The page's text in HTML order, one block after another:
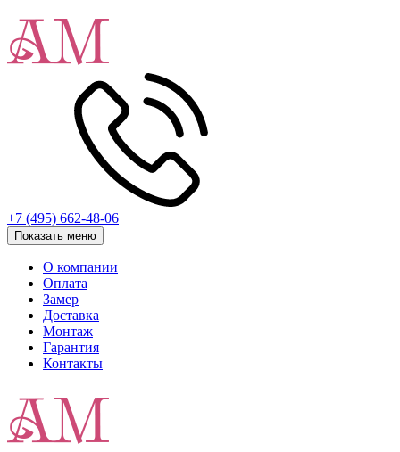
+7 (495) 662-48-06
Показать меню
О компании
Оплата
Замер
Доставка
Монтаж
Гарантия
Контакты